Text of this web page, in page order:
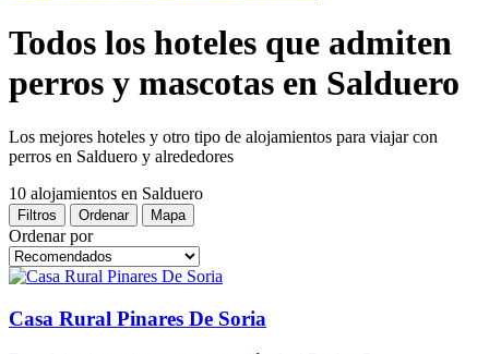
Todos los hoteles que admiten
perros y mascotas en Salduero
Los mejores hoteles y otro tipo de alojamientos para viajar con
perros en Salduero y alrededores
10 alojamientos en Salduero
Filtros Ordenar Mapa
Ordenar por
Casa Rural Pinares De Soria